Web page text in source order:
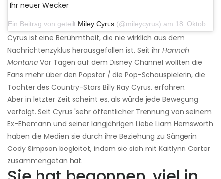
Ihr neuer Wecker
Ein Beitrag von geteilt Miley Cyrus (@mileycyrus) am 18. Oktober 2019 um 19:03 Uhr PDT
Cyrus ist eine Berühmtheit, die nie wirklich aus dem
Nachrichtenzyklus herausgefallen ist. Seit ihr Hannah
Montana Vor Tagen auf dem Disney Channel wollten die
Fans mehr über den Popstar / die Pop-Schauspielerin, die
Tochter des Country-Stars Billy Ray Cyrus, erfahren.
Aber in letzter Zeit scheint es, als würde jede Bewegung
verfolgt. Seit Cyrus 'sehr öffentlicher Trennung von seinem
Ex-Ehemann und seiner langjährigen Liebe Liam Hemsworth
haben die Medien sie durch ihre Beziehung zu Sängerin
Cody Simpson begleitet, indem sie sich mit Kaitlynn Carter
zusammengetan hat.